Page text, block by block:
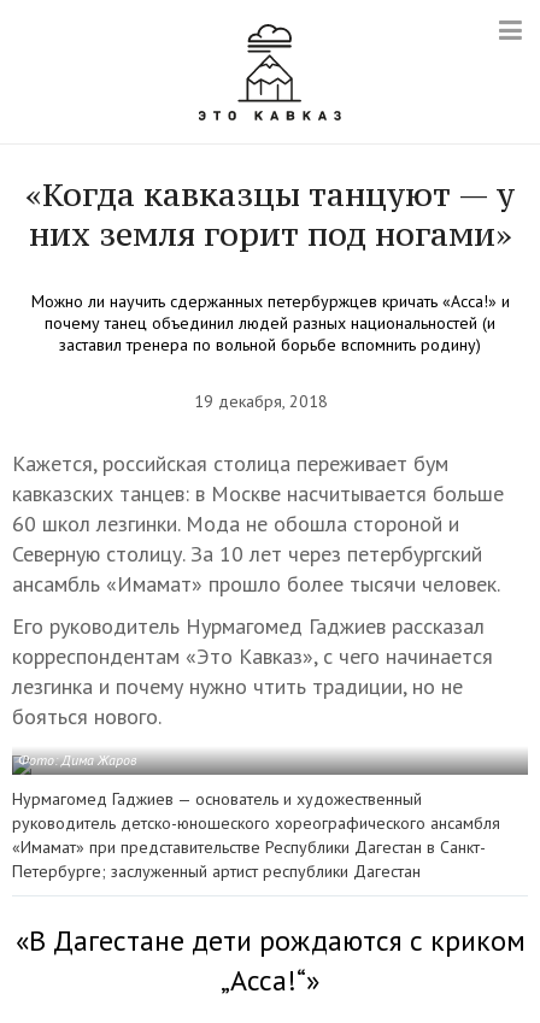
«Когда кавказцы танцуют — у
них земля горит под ногами»
Можно ли научить сдержанных петербуржцев кричать «Асса!» и
почему танец объединил людей разных национальностей (и
заставил тренера по вольной борьбе вспомнить родину)
19 декабря, 2018
Кажется, российская столица переживает бум
кавказских танцев: в Москве насчитывается больше
60 школ лезгинки. Мода не обошла стороной и
Северную столицу. За 10 лет через петербургский
ансамбль «Имамат» прошло более тысячи человек.
Его руководитель Нурмагомед Гаджиев рассказал
корреспондентам «Это Кавказ», с чего начинается
лезгинка и почему нужно чтить традиции, но не
бояться нового.
Фото: Дима Жаров
Нурмагомед Гаджиев — основатель и художественный
руководитель детско-юношеского хореографического ансамбля
«Имамат» при представительстве Республики Дагестан в Санкт-
Петербурге; заслуженный артист республики Дагестан
«В Дагестане дети рождаются с криком
„Асса!“»